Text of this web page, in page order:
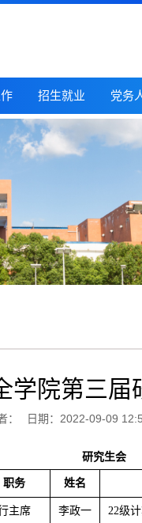
招生就业 党务
学院第三
： 日期：2022-09-09
研究生会
职务 姓名
主席 李政一 22级